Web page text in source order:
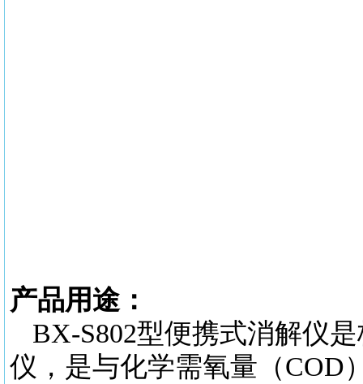
产品用途：
BX-S802型便携式消解仪
仪，是与化学需氧量（COD